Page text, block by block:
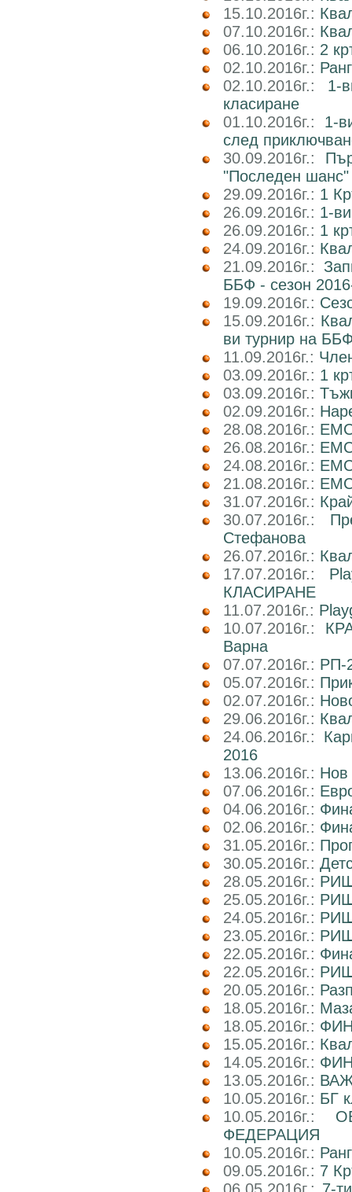
15.10.2016г.:
07.10.2016г.:
06.10.2016г.: 2
02.10.2016г.:
02.10.2016г.: 1-
класиране
01.10.2016г.: 1-
след
30.09.2016г.:
"Последен шанс"
29.09.2016г.: 1
26.09.2016г.: 1-
26.09.2016г.: 1
24.09.2016г.:
21.09.2016г.:
ББФ - сезон
19.09.2016г.:
15.09.2016г.:
ви турнир на
11.09.2016г.:
03.09.2016г.: 1
03.09.2016г.:
02.09.2016г.:
28.08.2016г.:
26.08.2016г.:
24.08.2016г.:
21.08.2016г.:
31.07.2016г.:
30.07.2016г.:
Стефанова
26.07.2016г.:
17.07.2016г.:
КЛАСИРАНЕ
11.07.2016г.:
10.07.2016г.:
Варна
07.07.2016г.: РП-
05.07.2016г.:
02.07.2016г.:
29.06.2016г.:
24.06.2016г.:
2016
13.06.2016г.:
07.06.2016г.:
04.06.2016г.:
02.06.2016г.:
31.05.2016г.:
30.05.2016г.:
28.05.2016г.: РИШ
25.05.2016г.:
24.05.2016г.:
23.05.2016г.: РИШ
22.05.2016г.:
22.05.2016г.: РИШ
20.05.2016г.:
18.05.2016г.:
18.05.2016г.:
15.05.2016г.:
14.05.2016г.:
13.05.2016г.:
10.05.2016г.: БГ
10.05.2016г.:
ФЕДЕРАЦИЯ
10.05.2016г.:
09.05.2016г.: 7